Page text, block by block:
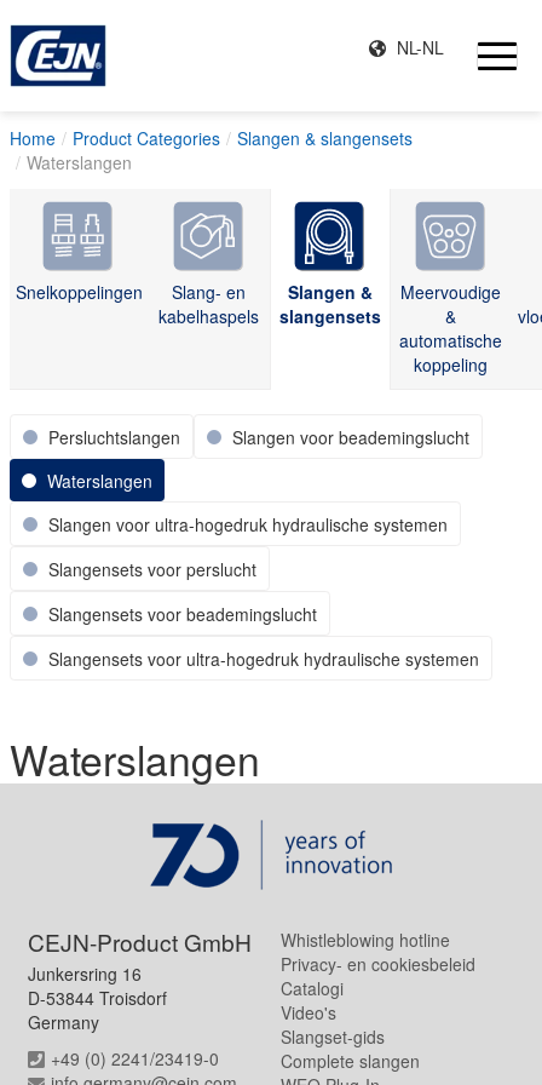
NL-NL
Home Product Categories
Slangen & slangensets
Waterslangen
Snelkoppelingen
Slang- en
kabelhaspels
Slangen &
slangensets
Meervoudige
&
automatische
koppeling
Persluchtslangen
Slangen voor beademingslucht
Waterslangen
Slangen voor ultra-hogedruk hydraulische systemen
Slangensets voor perslucht
Slangensets voor beademingslucht
Slangensets voor ultra-hogedruk hydraulische systemen
Waterslangen
CEJN-Product GmbH
Junkersring 16
D-53844 Troisdorf
Germany
+49 (0) 2241/23419-0
Whistleblowing hotline
Privacy- en cookiesbeleid
Catalogi
Video's
Slangset-gids
Complete slangen